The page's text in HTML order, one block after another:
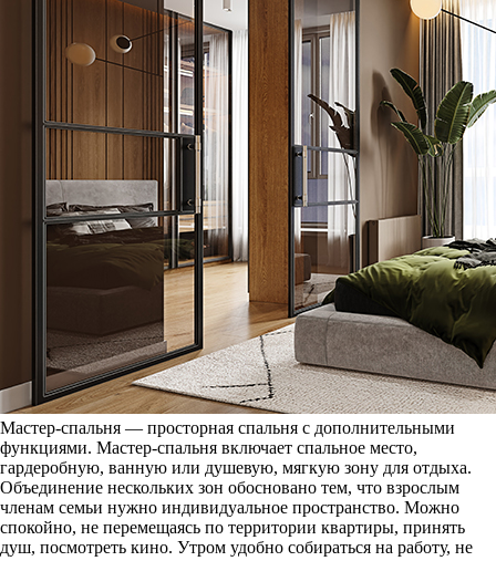
Мастер-спальня — просторная спальня с дополнительными
функциями. Мастер-спальня включает спальное место,
гардеробную, ванную или душевую, мягкую зону для отдыха.
Объединение нескольких зон обосновано тем, что взрослым
членам семьи нужно индивидуальное пространство. Можно
спокойно, не перемещаясь по территории квартиры, принять
душ, посмотреть кино. Утром удобно собираться на работу, не